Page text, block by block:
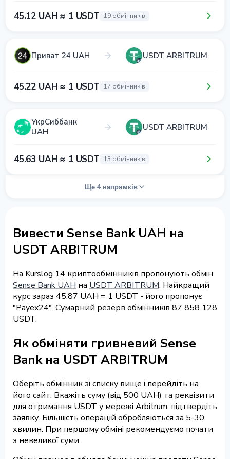
45.12 UAH ≈ 1 USDT 19 обмінників
Приват 24 UAH USDT ARBITRUM
45.22 UAH ≈ 1 USDT 17 обмінників
УкрСиббанк
UAH
USDT ARBITRUM
45.63 UAH ≈ 1 USDT 13 обмінників
Ще 4 напрямків
Вивести Sense Bank UAH на
USDT ARBITRUM
На Kurslog 14 криптообмінників пропонують обмін
Sense Bank UAH на USDT ARBITRUM. Найкращий
курс зараз 45.87 UAH = 1 USDT - його пропонує
"Payex24". Сумарний резерв обмінників 87 858 128
USDT.
Як обміняти гривневий Sense
Bank на USDT ARBITRUM
Оберіть обмінник зі списку вище і перейдіть на
його сайт. Вкажіть суму (від 500 UAH) та реквізити
для отримання USDT у мережі Arbitrum, підтвердіть
заявку. Більшість операцій обробляються за 5-30
хвилин. При першому обміні рекомендуємо почати
з невеликої суми.